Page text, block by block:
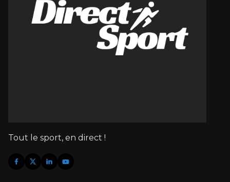
Tout le sport, en direct !